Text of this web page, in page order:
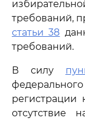
требований,
статьи 38
требований.
В силу
регистрации
отсутствие